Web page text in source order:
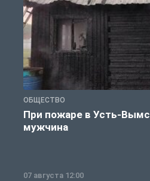
ОБЩЕСТВО
При пожаре в Усть-
мужчина
07 августа 12:00